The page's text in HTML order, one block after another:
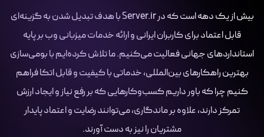
بیش از یک دهه است که در Server.ir با هدف تبدیل شدن به گزینه‌ای
قابل اعتماد برای کاربران ایرانی و ارائه خدمات میزبانی وب بر پایه
استانداردهای جهانی فعالیت می‌کنیم. ما تلاش کرده‌ایم با بومی‌سازی
بهترین راهکارهای بین‌المللی، خدماتی با کیفیت و قابل اتکا فراهم
کنیم چرا که باور داریم کسب‌وکارهایی که بر رفع نیاز و ایجاد ارزش
تمرکز دارند، علاوه بر ماندگاری، می‌توانند رضایت و اعتماد پایدار
مشتریان را نیز به دست آورند.